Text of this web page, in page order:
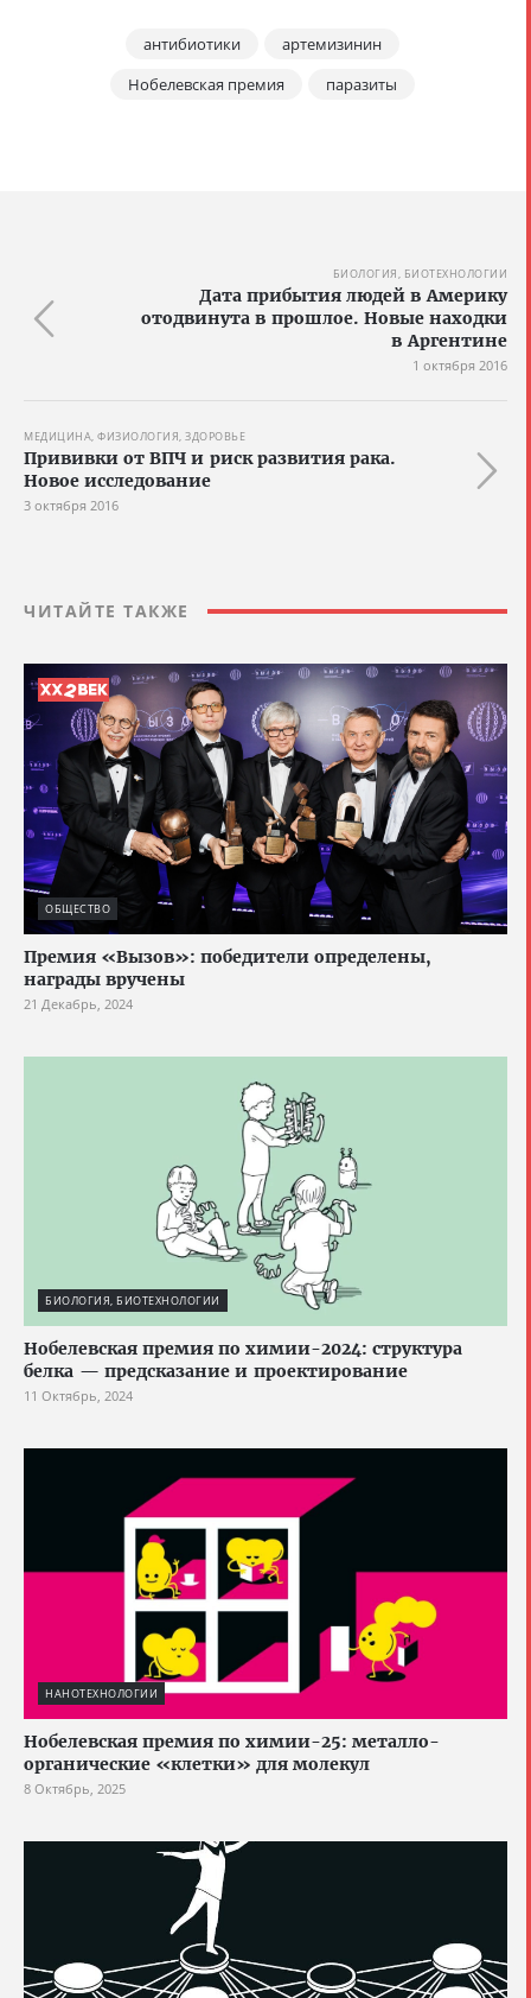
антибиотики
артемизинин
Нобелевская премия
паразиты
БИОЛОГИЯ, БИОТЕХНОЛОГИИ
Дата прибытия людей в Америку
отодвинута в прошлое. Новые находки
в Аргентине
1 октября 2016
МЕДИЦИНА, ФИЗИОЛОГИЯ, ЗДОРОВЬЕ
Прививки от ВПЧ и риск развития рака.
Новое исследование
3 октября 2016
ЧИТАЙТЕ ТАКЖЕ
ОБЩЕСТВО
Премия «Вызов»: победители определены,
награды вручены
21 Декабрь, 2024
БИОЛОГИЯ, БИОТЕХНОЛОГИИ
Нобелевская премия по химии-2024: структура
белка — предсказание и проектирование
11 Октябрь, 2024
НАНОТЕХНОЛОГИИ
Нобелевская премия по химии-25: металло-
органические «клетки» для молекул
8 Октябрь, 2025